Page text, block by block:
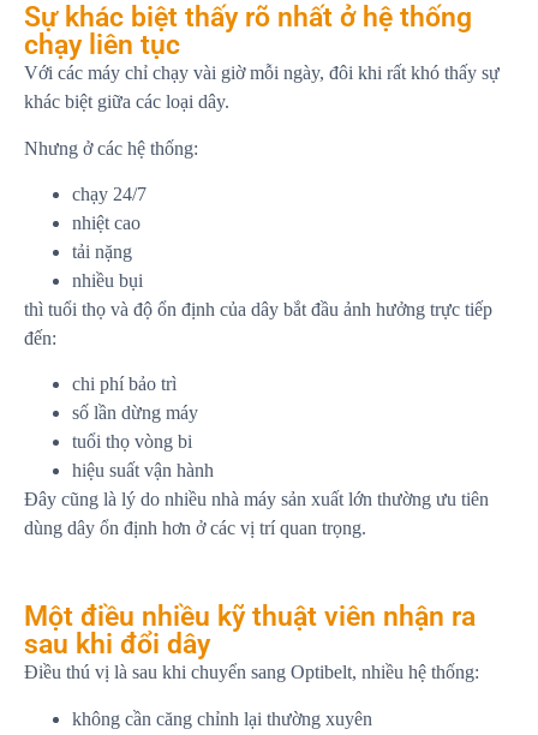
Sự khác biệt thấy rõ nhất ở hệ thống
chạy liên tục
Với các máy chỉ chạy vài giờ mỗi ngày, đôi khi rất khó thấy sự
khác biệt giữa các loại dây.
Nhưng ở các hệ thống:
chạy 24/7
nhiệt cao
tải nặng
nhiều bụi
thì tuổi thọ và độ ổn định của dây bắt đầu ảnh hưởng trực tiếp
đến:
chi phí bảo trì
số lần dừng máy
tuổi thọ vòng bi
hiệu suất vận hành
Đây cũng là lý do nhiều nhà máy sản xuất lớn thường ưu tiên
dùng dây ổn định hơn ở các vị trí quan trọng.
Một điều nhiều kỹ thuật viên nhận ra
sau khi đổi dây
Điều thú vị là sau khi chuyển sang Optibelt, nhiều hệ thống:
không cần căng chỉnh lại thường xuyên